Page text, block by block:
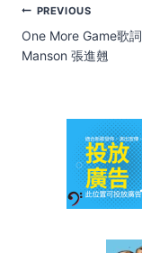
Post
navigation
PREVIOUS
One More Game歌詞
Manson 張進翹